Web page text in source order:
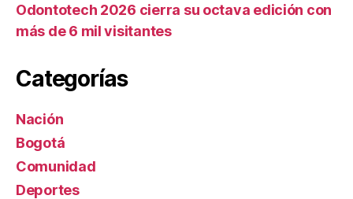
Odontotech 2026 cierra su octava edición con
más de 6 mil visitantes
Categorías
Nación
Bogotá
Comunidad
Deportes